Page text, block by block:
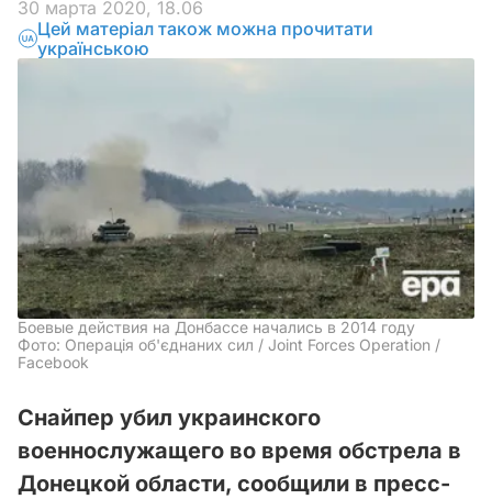
30 марта 2020, 18.06
Цей матеріал також можна прочитати
українською
Боевые действия на Донбассе начались в 2014 году
Фото: Операція об'єднаних сил / Joint Forces Operation /
Facebook
Снайпер убил украинского
военнослужащего во время обстрела в
Донецкой области, сообщили в пресс-